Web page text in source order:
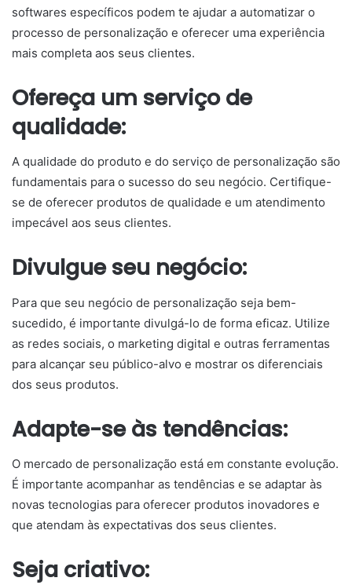
softwares específicos podem te ajudar a automatizar o
processo de personalização e oferecer uma experiência
mais completa aos seus clientes.
Ofereça um serviço de
qualidade:
A qualidade do produto e do serviço de personalização são
fundamentais para o sucesso do seu negócio. Certifique-
se de oferecer produtos de qualidade e um atendimento
impecável aos seus clientes.
Divulgue seu negócio:
Para que seu negócio de personalização seja bem-
sucedido, é importante divulgá-lo de forma eficaz. Utilize
as redes sociais, o marketing digital e outras ferramentas
para alcançar seu público-alvo e mostrar os diferenciais
dos seus produtos.
Adapte-se às tendências:
O mercado de personalização está em constante evolução.
É importante acompanhar as tendências e se adaptar às
novas tecnologias para oferecer produtos inovadores e
que atendam às expectativas dos seus clientes.
Seja criativo: